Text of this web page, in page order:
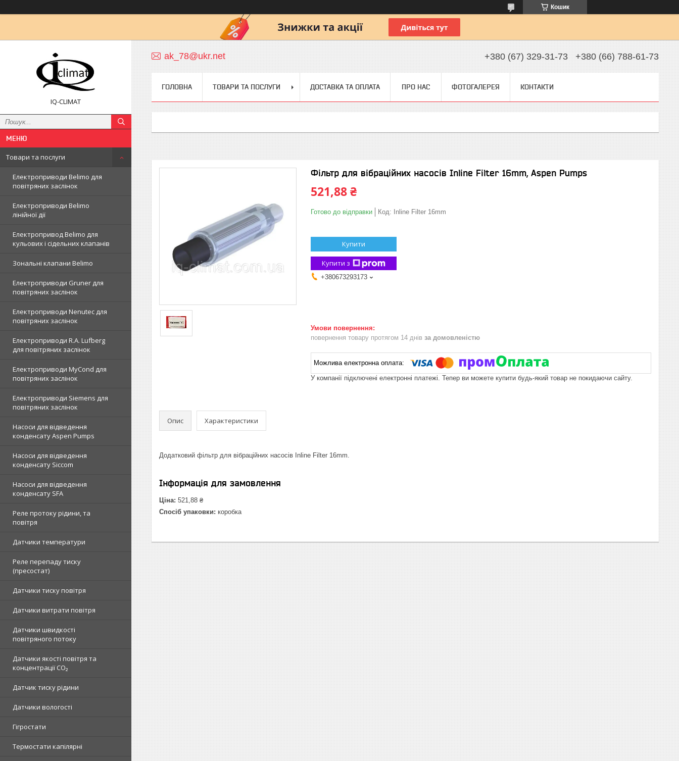
Кошик
IQ-CLIMAT
Товари та послуги
Електроприводи Belimo для
повітряних заслінок
Електроприводи Belimo
лінійної дії
Електропривод Belimo для
кульових і сідельних клапанів
Зональні клапани Belimo
Електроприводи Gruner для
повітряних заслінок
Електроприводи Nenutec для
повітряних заслінок
Електроприводи R.A. Lufberg
для повітряних заслінок
Електроприводи MyCond для
повітряних заслінок
Електроприводи Siemens для
повітряних заслінок
Насоси для відведення
конденсату Aspen Pumps
Насоси для відведення
конденсату Siccom
Насоси для відведення
конденсату SFA
Реле протоку рідини, та
повітря
Датчики температури
Реле перепаду тиску
(пресостат)
Датчики тиску повітря
Датчики витрати повітря
Датчики швидкості
повітряного потоку
Датчики якості повітря та
концентрації CO₂
Датчик тиску рідини
Датчики вологості
Гігростати
Термостати капілярні
ak_78@ukr.net +380 (67) 329-31-73 +380 (66) 788-61-73
ГОЛОВНА ТОВАРИ ТА ПОСЛУГИ ДОСТАВКА ТА ОПЛАТА ПРО НАС ФОТОГАЛЕРЕЯ КОНТАКТИ
Фільтр для вібраційних насосів Inline Filter 16mm, Aspen Pumps
521,88 ₴
Готово до відправки Код: Inline Filter 16mm
Купити
Купити з
+380673293173
повернення товару протягом 14 днів за домовленістю
У компанії підключені електронні платежі. Тепер ви можете купити будь-який товар не покидаючи сайту.
Опис Характеристики
Додатковий фільтр для вібраційних насосів Inline Filter 16mm.
Інформація для замовлення
Ціна: 521,88 ₴
Спосіб упаковки: коробка